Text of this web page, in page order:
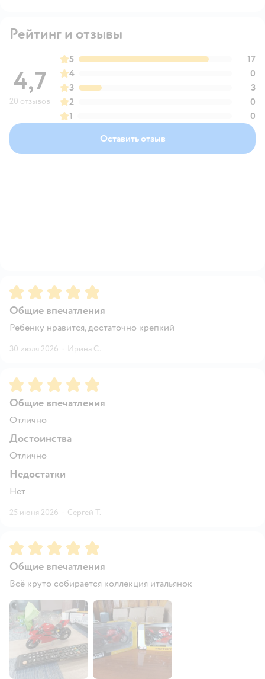
Рейтинг и отзывы
4,7
20 отзывов
5
17
4
0
3
3
2
0
1
0
Оставить отзыв
Рейтинг:5
Общие впечатления
Ребенку нравится, достаточно крепкий
30 июля 2026 · Ирина С.
Рейтинг:5
Общие впечатления
Отлично
Достоинства
Отлично
Недостатки
Нет
25 июня 2026 · Сергей Т.
Рейтинг:5
Общие впечатления
Всё круто собирается коллекция итальянок